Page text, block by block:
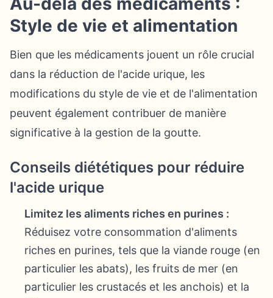
Style de vie et alimentation
Bien que les médicaments jouent un rôle crucial
dans la réduction de l'acide urique, les
modifications du style de vie et de l'alimentation
peuvent également contribuer de manière
significative à la gestion de la goutte.
Conseils diététiques pour réduire
l'acide urique
Limitez les aliments riches en purines :
Réduisez votre consommation d'aliments
riches en purines, tels que la viande rouge (en
particulier les abats), les fruits de mer (en
particulier les crustacés et les anchois) et la